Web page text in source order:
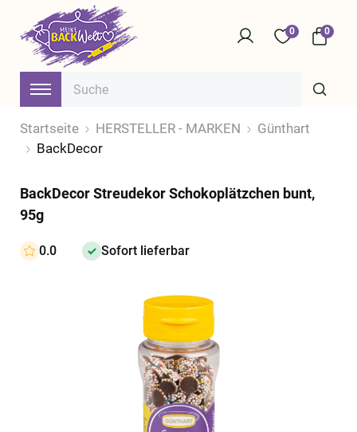
0 0
Startseite HERSTELLER - MARKEN
Günthart
BackDecor
BackDecor Streudekor Schokoplätzchen bunt,
95g
0.0 Sofort lieferbar